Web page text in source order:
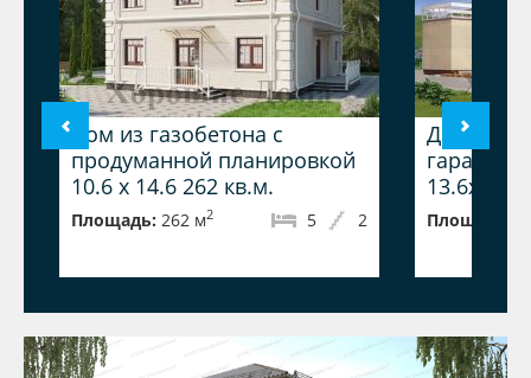
Дом из газобетона с
продуманной планировкой
10.6 x 14.6 262 кв.м.
Площадь: 262 м2 2
5
Дом из
гаражом
13.6x18.4
Площадь: